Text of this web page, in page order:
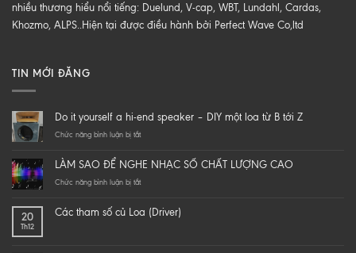
nhiều thương hiểu nổi tiếng: Duelund, V-cap, WBT, Lundahl, Cardas,
Khozmo, ALPS..Hiện tại được điều hành bởi Perfect Wave Co,ltd
TIN MỚI ĐĂNG
Do it yourself a hi-end speaker – DIY một loa từ B tới Z
Chức năng bình luận bị tắtở
yourself
a
speaker
LÀM SAO ĐỂ NGHE NHẠC SỐ CHẤT LƯỢNG CAO
Chức năng bình luận bị tắtở
ĐỂ
20
Th12
Các tham số củ Loa (Driver)